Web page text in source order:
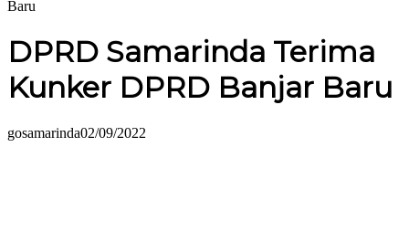
Baru
DPRD Samarinda Terima
Kunker DPRD Banjar Baru
gosamarinda02/09/2022